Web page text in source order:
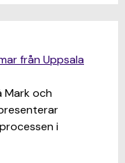
från Uppsala
Mark och
i